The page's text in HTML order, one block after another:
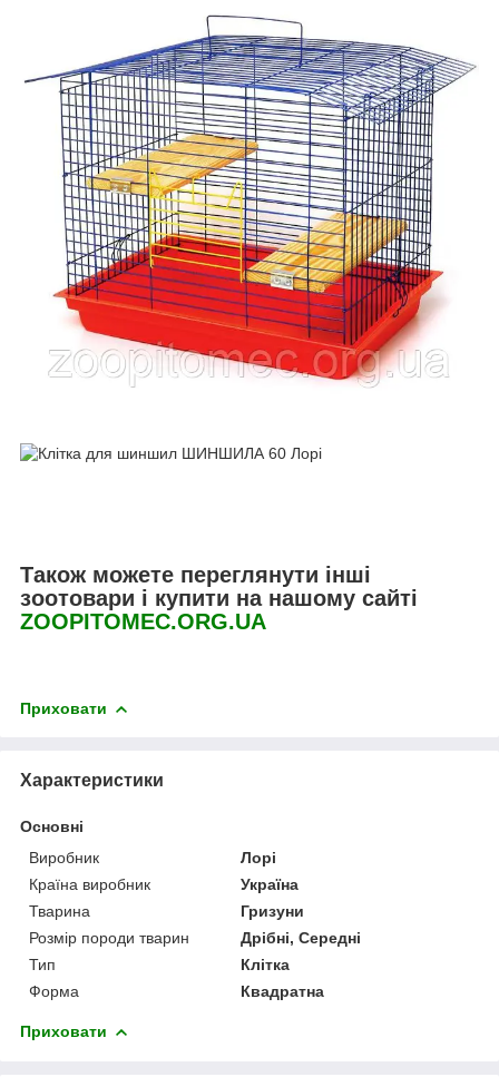
Також можете переглянути інші
зоотовари і купити на нашому сайті
ZOOPITOMEC.ORG.UA
Приховати
Характеристики
Основні
Виробник
Лорі
Країна виробник
Україна
Тварина
Гризуни
Розмір породи тварин
Дрібні, Середні
Тип
Клітка
Форма
Квадратна
Приховати